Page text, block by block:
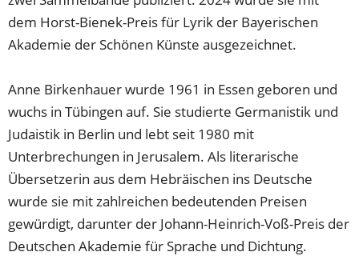
dem Horst-Bienek-Preis für Lyrik der Bayerischen
Akademie der Schönen Künste ausgezeichnet.
Anne Birkenhauer wurde 1961 in Essen geboren und
wuchs in Tübingen auf. Sie studierte Germanistik und
Judaistik in Berlin und lebt seit 1980 mit
Unterbrechungen in Jerusalem. Als literarische
Übersetzerin aus dem Hebräischen ins Deutsche
wurde sie mit zahlreichen bedeutenden Preisen
gewürdigt, darunter der Johann-Heinrich-Voß-Preis der
Deutschen Akademie für Sprache und Dichtung.